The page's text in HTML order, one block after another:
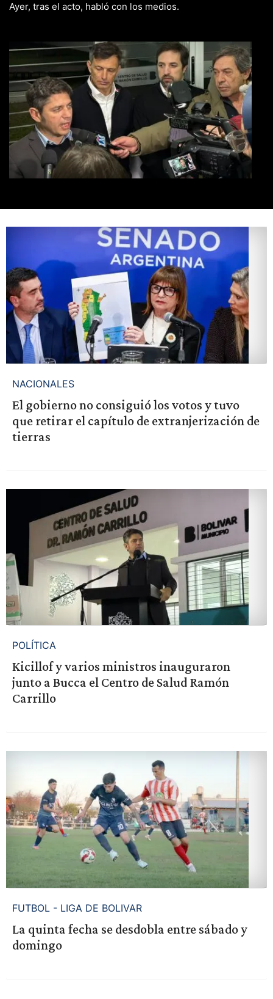
Ayer, tras el acto, habló con los medios.
NACIONALES
El gobierno no consiguió los votos y tuvo
que retirar el capítulo de extranjerización de
tierras
POLÍTICA
Kicillof y varios ministros inauguraron
junto a Bucca el Centro de Salud Ramón
Carrillo
FUTBOL - LIGA DE BOLIVAR
La quinta fecha se desdobla entre sábado y
domingo